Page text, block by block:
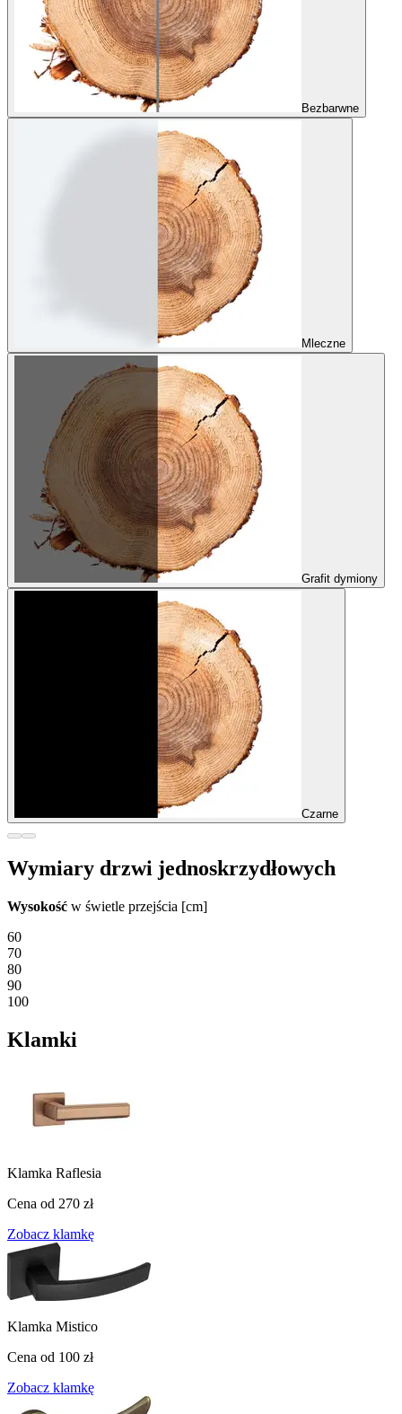
Bezbarwne
Mleczne
Grafit dymiony
Czarne
Wymiary drzwi jednoskrzydłowych
Wysokość w świetle przejścia [cm]
60
70
80
90
100
Klamki
Klamka Raflesia
Cena od 270 zł
Zobacz klamkę
Klamka Mistico
Cena od 100 zł
Zobacz klamkę